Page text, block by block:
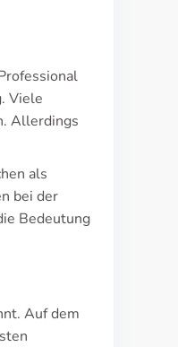
Viele
Allerdings
als
bei der
Bedeutung
Auf dem